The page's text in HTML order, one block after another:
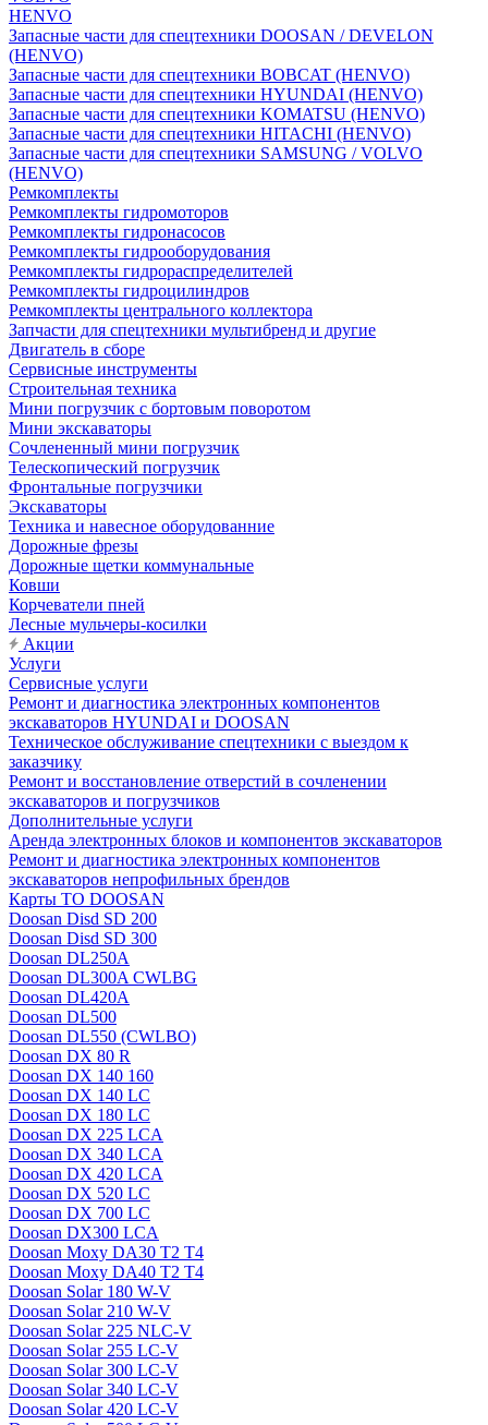
HENVO
Запасные части для спецтехники DOOSAN / DEVELON
(HENVO)
Запасные части для спецтехники BOBCAT (HENVO)
Запасные части для спецтехники HYUNDAI (HENVO)
Запасные части для спецтехники KOMATSU (HENVO)
Запасные части для спецтехники HITACHI (HENVO)
Запасные части для спецтехники SAMSUNG / VOLVO
(HENVO)
Ремкомплекты
Ремкомплекты гидромоторов
Ремкомплекты гидронасосов
Ремкомплекты гидрооборудования
Ремкомплекты гидрораспределителей
Ремкомплекты гидроцилиндров
Ремкомплекты центрального коллектора
Запчасти для спецтехники мультибренд и другие
Двигатель в сборе
Сервисные инструменты
Строительная техника
Мини погрузчик с бортовым поворотом
Мини экскаваторы
Сочлененный мини погрузчик
Телескопический погрузчик
Фронтальные погрузчики
Экскаваторы
Техника и навесное оборудованние
Дорожные фрезы
Дорожные щетки коммунальные
Ковши
Корчеватели пней
Лесные мульчеры-косилки
Акции
Услуги
Сервисные услуги
Ремонт и диагностика электронных компонентов
экскаваторов HYUNDAI и DOOSAN
Техническое обслуживание спецтехники с выездом к
заказчику
Ремонт и восстановление отверстий в сочленении
экскаваторов и погрузчиков
Дополнительные услуги
Аренда электронных блоков и компонентов экскаваторов
Ремонт и диагностика электронных компонентов
экскаваторов непрофильных брендов
Карты ТО DOOSAN
Doosan Disd SD 200
Doosan Disd SD 300
Doosan DL250A
Doosan DL300A CWLBG
Doosan DL420A
Doosan DL500
Doosan DL550 (CWLBO)
Doosan DX 80 R
Doosan DX 140 160
Doosan DX 140 LC
Doosan DX 180 LC
Doosan DX 225 LCA
Doosan DX 340 LCA
Doosan DX 420 LCA
Doosan DX 520 LC
Doosan DX 700 LC
Doosan DX300 LCA
Doosan Moxy DA30 T2 T4
Doosan Moxy DA40 T2 T4
Doosan Solar 180 W-V
Doosan Solar 210 W-V
Doosan Solar 225 NLC-V
Doosan Solar 255 LC-V
Doosan Solar 300 LC-V
Doosan Solar 340 LC-V
Doosan Solar 420 LC-V